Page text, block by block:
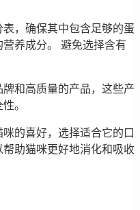
，确保其中包含足够的蛋
养成分。 避免选择含有
和高质量的产品，这些产
。
的喜好，选择适合它的口
助猫咪更好地消化和吸收